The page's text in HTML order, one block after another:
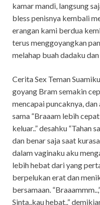
kamar mandi, langsung
bless penisnya kembali
erangan kami berdua
terus menggoyangkan
melahap buah dadaku
Cerita Sex Teman
goyang Bram semakin
mencapai puncaknya,
sama “Braaam lebih
keluar..” desahku “Tahan
dan benar saja saat
dalam vaginaku aku
lebih hebat dari yang
berpelukan erat dan
bersamaan.
Sinta..kau hebat..”